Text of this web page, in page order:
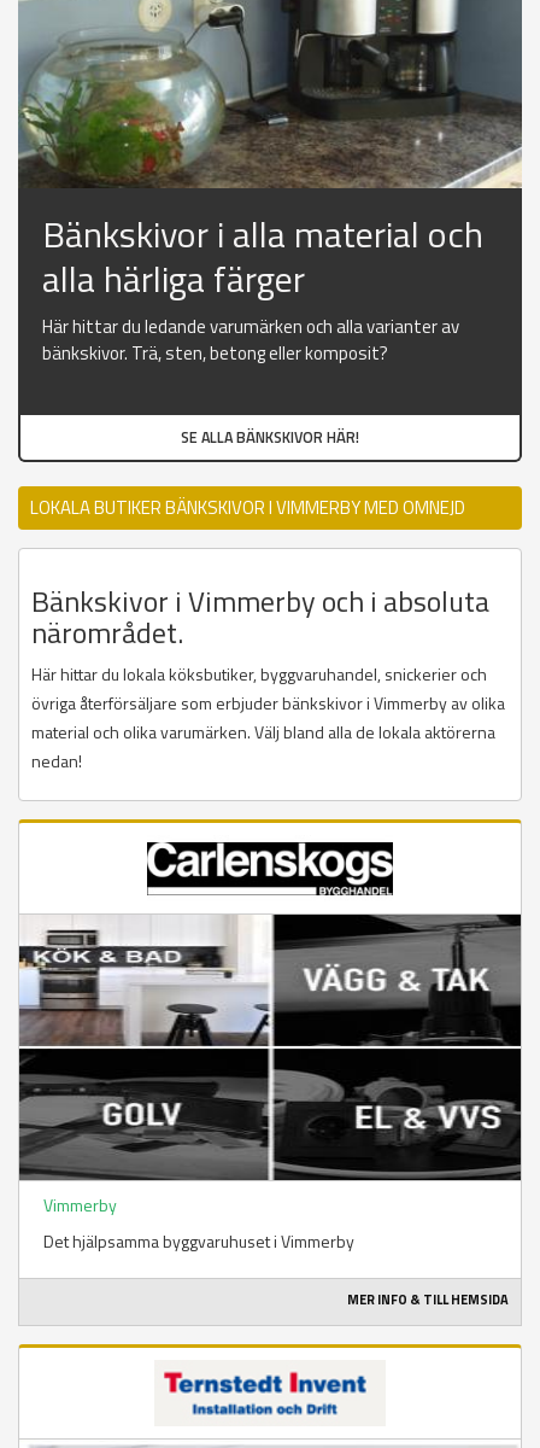
Bänkskivor i alla material och
alla härliga färger
Här hittar du ledande varumärken och alla varianter av
bänkskivor. Trä, sten, betong eller komposit?
SE ALLA BÄNKSKIVOR HÄR!
LOKALA BUTIKER BÄNKSKIVOR I VIMMERBY MED OMNEJD
Bänkskivor i Vimmerby och i absoluta
närområdet.
Här hittar du lokala köksbutiker, byggvaruhandel, snickerier och
övriga återförsäljare som erbjuder bänkskivor i Vimmerby av olika
material och olika varumärken. Välj bland alla de lokala aktörerna
nedan!
Vimmerby
Det hjälpsamma byggvaruhuset i Vimmerby
MER INFO & TILL HEMSIDA